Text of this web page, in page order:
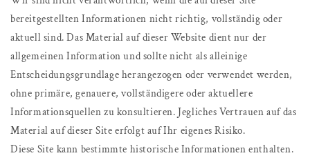
bereitgestellten Informationen nicht richtig, vollständig oder
aktuell sind. Das Material auf dieser Website dient nur der
allgemeinen Information und sollte nicht als alleinige
Entscheidungsgrundlage herangezogen oder verwendet werden,
ohne primäre, genauere, vollständigere oder aktuellere
Informationsquellen zu konsultieren. Jegliches Vertrauen auf das
Material auf dieser Site erfolgt auf Ihr eigenes Risiko.
Diese Site kann bestimmte historische Informationen enthalten.